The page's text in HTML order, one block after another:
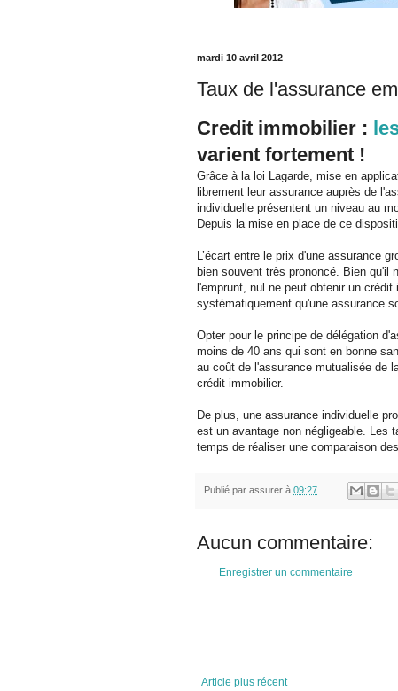
mardi 10 avril 2012
Taux de l'assurance
Credit immobilier :
varient fortement !
Grâce à la loi Lagarde, mise en
librement leur assurance auprès de
individuelle présentent un niveau au
Depuis la mise en place de ce
L’écart entre le prix d'une assurance
bien souvent très prononcé. Bien qu'il
l'emprunt, nul ne peut obtenir un
systématiquement qu'une assurance
Opter pour le principe de délégation
moins de 40 ans qui sont en bonne
au coût de l'assurance mutualisée de
crédit immobilier.
De plus, une assurance individuelle
est un avantage non négligeable. Les
temps de réaliser une comparaison
Publié par assurer à 09:27
Aucun commentaire:
Enregistrer un commentaire
Article plus récent